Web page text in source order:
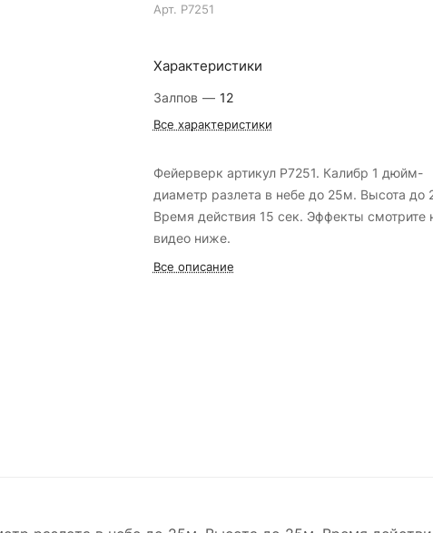
Арт. Р7251
Характеристики
Залпов — 12
Все характеристики
Фейерверк артикул Р7251. Калибр 1 дюйм-
диаметр разлета в небе до 25м. Высота до
Время действия 15 сек. Эффекты смотрите
видео ниже.
Все описание